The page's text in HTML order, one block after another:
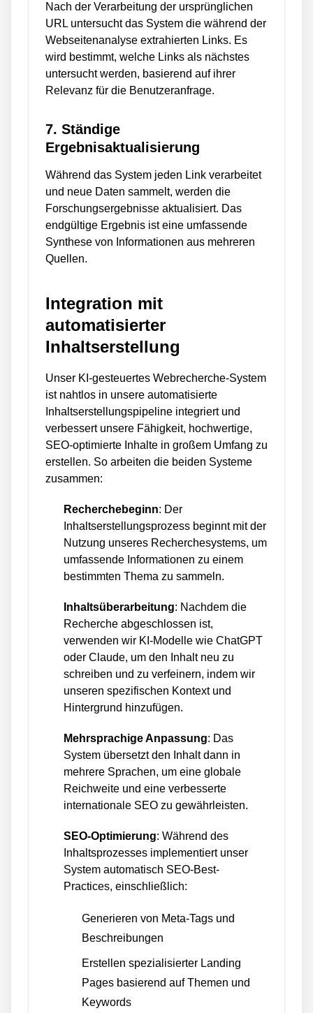
Nach der Verarbeitung der ursprünglichen
URL untersucht das System die während der
Webseitenanalyse extrahierten Links. Es
wird bestimmt, welche Links als nächstes
untersucht werden, basierend auf ihrer
Relevanz für die Benutzeranfrage.
7. Ständige
Ergebnisaktualisierung
Während das System jeden Link verarbeitet
und neue Daten sammelt, werden die
Forschungsergebnisse aktualisiert. Das
endgültige Ergebnis ist eine umfassende
Synthese von Informationen aus mehreren
Quellen.
Integration mit
automatisierter
Inhaltserstellung
Unser KI-gesteuertes Webrecherche-System
ist nahtlos in unsere automatisierte
Inhaltserstellungspipeline integriert und
verbessert unsere Fähigkeit, hochwertige,
SEO-optimierte Inhalte in großem Umfang zu
erstellen. So arbeiten die beiden Systeme
zusammen:
Recherchebeginn: Der
Inhaltserstellungsprozess beginnt mit der
Nutzung unseres Recherchesystems, um
umfassende Informationen zu einem
bestimmten Thema zu sammeln.
Inhaltsüberarbeitung: Nachdem die
Recherche abgeschlossen ist,
verwenden wir KI-Modelle wie ChatGPT
oder Claude, um den Inhalt neu zu
schreiben und zu verfeinern, indem wir
unseren spezifischen Kontext und
Hintergrund hinzufügen.
Mehrsprachige Anpassung: Das
System übersetzt den Inhalt dann in
mehrere Sprachen, um eine globale
Reichweite und eine verbesserte
internationale SEO zu gewährleisten.
SEO-Optimierung: Während des
Inhaltsprozesses implementiert unser
System automatisch SEO-Best-
Practices, einschließlich:
Generieren von Meta-Tags und
Beschreibungen
Erstellen spezialisierter Landing
Pages basierend auf Themen und
Keywords